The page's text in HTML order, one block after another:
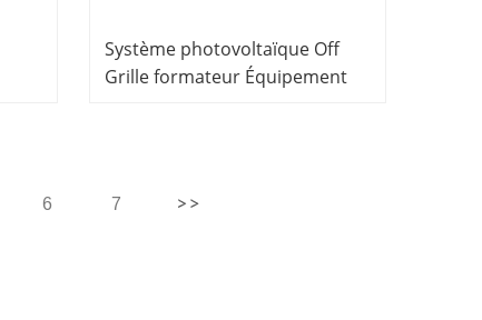
Système photovoltaïque Off
Grille formateur Équipement
6 7